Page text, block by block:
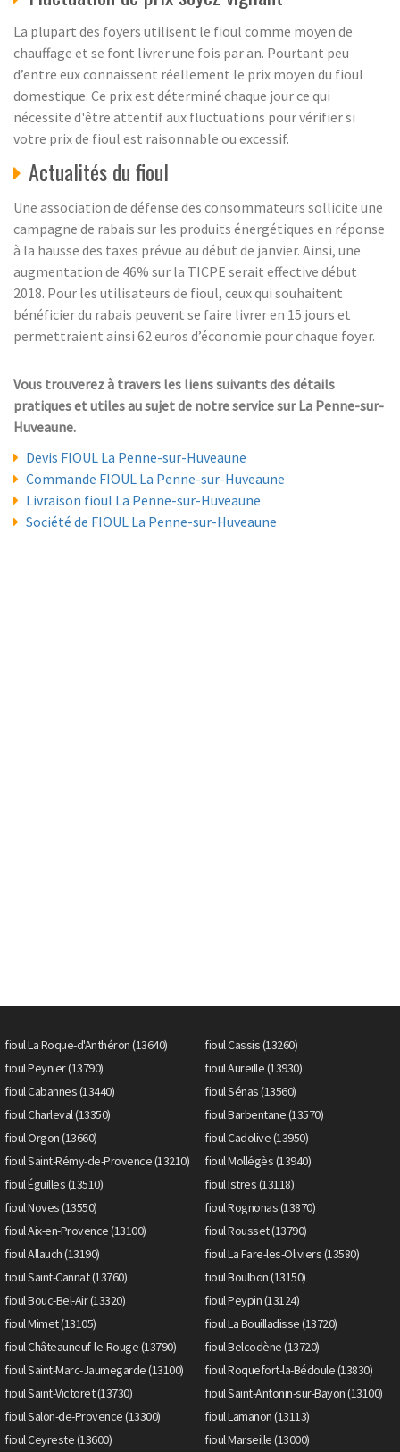
La plupart des foyers utilisent le fioul comme moyen de
chauffage et se font livrer une fois par an. Pourtant peu
d’entre eux connaissent réellement le prix moyen du fioul
domestique. Ce prix est déterminé chaque jour ce qui
nécessite d'être attentif aux fluctuations pour vérifier si
votre prix de fioul est raisonnable ou excessif.
Actualités du fioul
Une association de défense des consommateurs sollicite une
campagne de rabais sur les produits énergétiques en réponse
à la hausse des taxes prévue au début de janvier. Ainsi, une
augmentation de 46% sur la TICPE serait effective début
2018. Pour les utilisateurs de fioul, ceux qui souhaitent
bénéficier du rabais peuvent se faire livrer en 15 jours et
permettraient ainsi 62 euros d’économie pour chaque foyer.
Vous trouverez à travers les liens suivants des détails
pratiques et utiles au sujet de notre service sur La Penne-sur-
Huveaune.
Devis FIOUL La Penne-sur-Huveaune
Commande FIOUL La Penne-sur-Huveaune
Livraison fioul La Penne-sur-Huveaune
Société de FIOUL La Penne-sur-Huveaune
fioul La Roque-d'Anthéron (13640)
fioul Cassis (13260)
fioul Peynier (13790)
fioul Aureille (13930)
fioul Cabannes (13440)
fioul Sénas (13560)
fioul Charleval (13350)
fioul Barbentane (13570)
fioul Orgon (13660)
fioul Cadolive (13950)
fioul Saint-Rémy-de-Provence (13210)
fioul Mollégès (13940)
fioul Éguilles (13510)
fioul Istres (13118)
fioul Noves (13550)
fioul Rognonas (13870)
fioul Aix-en-Provence (13100)
fioul Rousset (13790)
fioul Allauch (13190)
fioul La Fare-les-Oliviers (13580)
fioul Saint-Cannat (13760)
fioul Boulbon (13150)
fioul Bouc-Bel-Air (13320)
fioul Peypin (13124)
fioul Mimet (13105)
fioul La Bouilladisse (13720)
fioul Châteauneuf-le-Rouge (13790)
fioul Belcodène (13720)
fioul Saint-Marc-Jaumegarde (13100)
fioul Roquefort-la-Bédoule (13830)
fioul Saint-Victoret (13730)
fioul Saint-Antonin-sur-Bayon (13100)
fioul Salon-de-Provence (13300)
fioul Lamanon (13113)
fioul Ceyreste (13600)
fioul Marseille (13000)